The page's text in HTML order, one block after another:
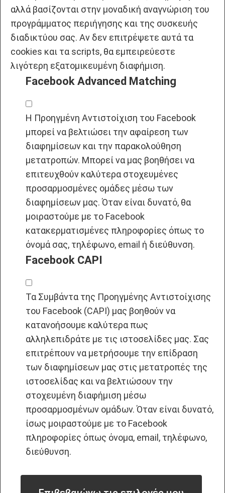
αλλά βασίζονται στην μοναδική αναγνώριση του
προγράμματος περιήγησης και της συσκευής
διαδικτύου σας. Αν δεν επιτρέψετε αυτά τα
cookies και τα scripts, θα εμπειρεύεστε
λιγότερη εξατομικευμένη διαφήμιση.
Facebook Advanced Matching
Η Προηγμένη Αντιστοίχιση του Facebook
μπορεί να βελτιώσει την αφαίρεση των
διαφημίσεων και την παρακολούθηση
μετατροπών. Μπορεί να μας βοηθήσει να
επιτευχθούν καλύτερα στοχευμένες
προσαρμοσμένες ομάδες μέσω των
διαφημίσεων μας. Όταν είναι δυνατό, θα
μοιραστούμε με το Facebook
κατακερματισμένες πληροφορίες όπως το
όνομά σας, τηλέφωνο, email ή διεύθυνση.
Facebook CAPI
Τα Συμβάντα της Προηγμένης Αντιστοίχισης
του Facebook (CAPI) μας βοηθούν να
κατανοήσουμε καλύτερα πως
αλληλεπιδράτε με τις ιστοσελίδες μας. Σας
επιτρέπουν να μετρήσουμε την επίδραση
των διαφημίσεων μας στις μετατροπές της
ιστοσελίδας και να βελτιώσουν την
στοχευμένη διαφήμιση μέσω
προσαρμοσμένων ομάδων. Όταν είναι δυνατό,
ίσως μοιραστούμε με το Facebook
πληροφορίες όπως όνομα, email, τηλέφωνο,
διεύθυνση.